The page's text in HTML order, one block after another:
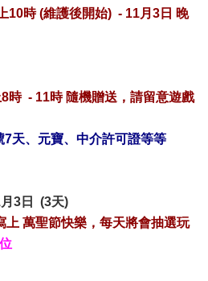
10時 (維護後開始) - 11月3日 晚
時 - 11時 隨機贈送，請留意遊戲
天、元寶、中介許可證等等
3日 (3天)
上 萬聖節快樂，每天將會抽選玩